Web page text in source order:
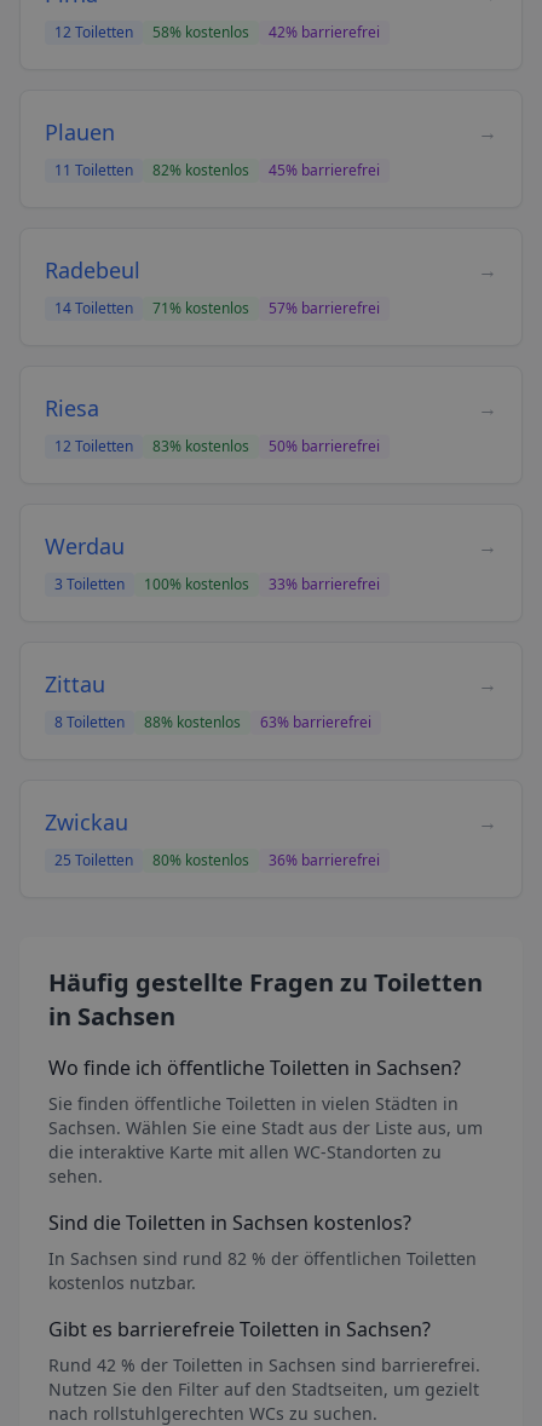
12 Toiletten 58% kostenlos 42% barrierefrei
Plauen →
11 Toiletten 82% kostenlos 45% barrierefrei
Radebeul →
14Toiletten 71% kostenlos 57% barrierefrei
Riesa →
12 Toiletten 83% kostenlos 50% barrierefrei
Werdau →
3 Toiletten 100% kostenlos 33% barrierefrei
Zittau →
8Toiletten 88% kostenlos 63% barrierefrei
Zwickau →
25 Toiletten 80% kostenlos 36% barrierefrei
Häufig gestellte Fragen zu Toiletten
in Sachsen
Wo finde ich öffentliche Toiletten in Sachsen?
Sie finden öffentliche Toiletten in vielen Städten in
Sachsen. Wählen Sie eine Stadt aus der Liste aus, um
die interaktive Karte mit allen WC-Standorten zu
sehen.
Sind die Toiletten in Sachsen kostenlos?
In Sachsen sind rund 82 % der öffentlichen Toiletten
kostenlos nutzbar.
Gibt es barrierefreie Toiletten in Sachsen?
Rund 42 % der Toiletten in Sachsen sind barrierefrei.
Nutzen Sie den Filter auf den Stadtseiten, um gezielt
nach rollstuhlgerechten WCs zu suchen.